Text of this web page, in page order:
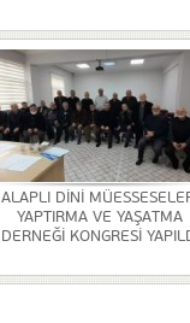
ALAPLI DİNİ
YAPTIRMA VE YAŞATMA
DERNEĞİ KONGRESİ